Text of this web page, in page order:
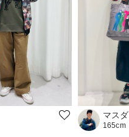
マスダ
165cm